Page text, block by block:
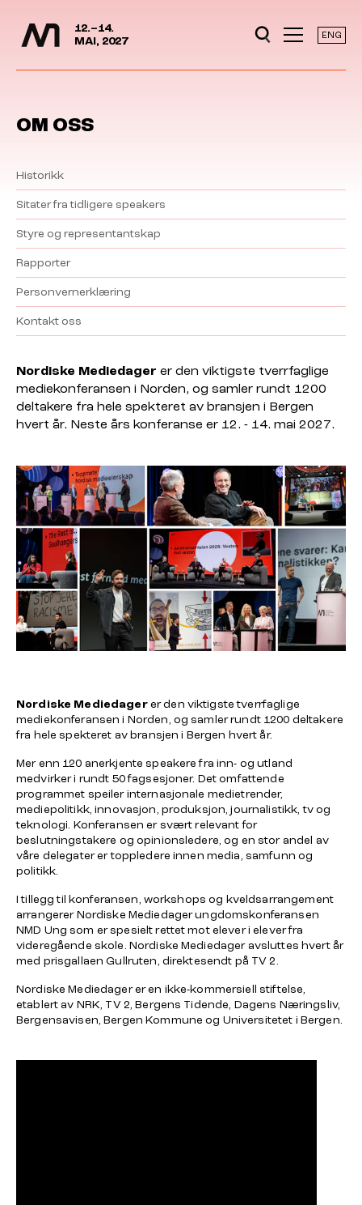
Hopp til hovedinnhold
12.–14.
MAI, 2027
ENG
OM OSS
Historikk
Sitater fra tidligere speakers
Styre og representantskap
Rapporter
Personvernerklæring
Kontakt oss
Nordiske Mediedager er den viktigste tverrfaglige
mediekonferansen i Norden, og samler rundt 1200
deltakere fra hele spekteret av bransjen i Bergen
hvert år. Neste års konferanse er 12. - 14. mai 2027.
Nordiske Mediedagerer den viktigste tverrfaglige
mediekonferansen i Norden, og samler rundt 1200 deltakere
fra hele spekteret av bransjen i Bergen hvert år.
Mer enn 120 anerkjente speakere fra inn- og utland
medvirker i rundt 50 fagsesjoner. Det omfattende
programmet speiler internasjonale medietrender,
mediepolitikk, innovasjon, produksjon, journalistikk, tv og
teknologi. Konferansen er svært relevant for
beslutningstakere og opinionsledere, og en stor andel av
våre delegater er toppledere innen media, samfunn og
politikk.
I tillegg til konferansen, workshops og kveldsarrangement
arrangerer Nordiske Mediedager ungdomskonferansen
NMD Ung som er spesielt rettet mot elever i elever fra
videregående skole. Nordiske Mediedager avsluttes hvert år
med prisgallaen Gullruten, direktesendt på TV 2.
Nordiske Mediedager er en ikke-kommersiell stiftelse,
etablert av NRK, TV 2, Bergens Tidende, Dagens Næringsliv,
Bergensavisen, Bergen Kommune og Universitetet i Bergen.